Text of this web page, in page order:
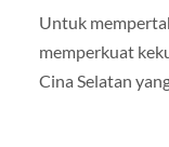
Untuk
memperkuat
Cina Selatan